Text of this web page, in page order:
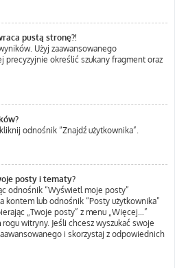
pustą stronę?!
Użyj zaawansowanego
precyzyjnie określić szukany fragment oraz
odnośnik “Znajdź użytkownika”.
posty i tematy?
odnośnik “Wyświetl moje posty”
kontem lub odnośnik “Posty użytkownika”
„Twoje posty” z menu „Więcej…”
witryny. Jeśli chcesz wyszukać swoje
i skorzystaj z odpowiednich